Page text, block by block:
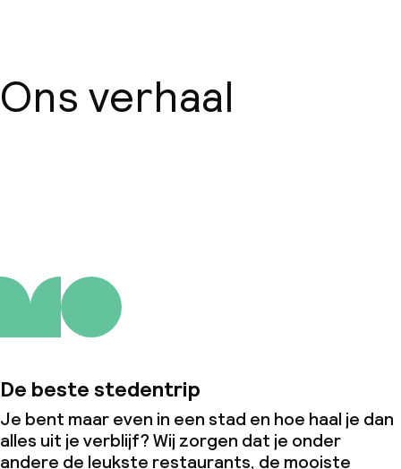
Ons verhaal
De beste stedentrip
Je bent maar even in een stad en hoe haal je dan
alles uit je verblijf? Wij zorgen dat je onder
andere de leukste restaurants, de mooiste